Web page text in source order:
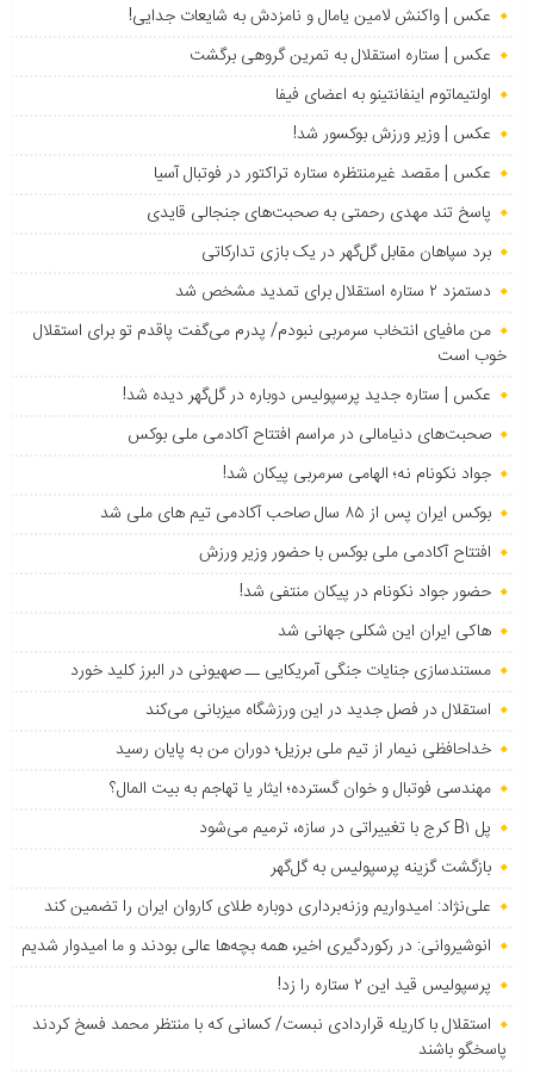
عکس | واکنش لامین یامال و نامزدش به شایعات جدایی!
عکس | ستاره استقلال به تمرین گروهی برگشت
اولتیماتوم اینفانتینو به اعضای فیفا
عکس | وزیر ورزش بوکسور شد!
عکس | مقصد غیرمنتظره ستاره تراکتور در فوتبال آسیا
پاسخ تند مهدی رحمتی به صحبت‌های جنجالی قایدی
برد سپاهان مقابل گل‌گهر در یک بازی تدارکاتی
دستمزد ۲ ستاره استقلال برای تمدید مشخص شد
من مافیای انتخاب سرمربی نبودم/ پدرم می‌گفت پاقدم تو برای استقلال
خوب است
عکس | ستاره جدید پرسپولیس دوباره در گل‌گهر دیده شد!
صحبت‌های دنیامالی در مراسم افتتاح آکادمی ملی بوکس
جواد نکونام نه؛ الهامی سرمربی پیکان شد!
بوکس ایران پس از ۸۵ سال صاحب آکادمی تیم های ملی شد
افتتاح آکادمی ملی بوکس با حضور وزیر ورزش
حضور جواد نکونام در پیکان منتفی شد!
هاکی ایران این شکلی جهانی شد
مستندسازی جنایات جنگی آمریکایی ــ صهیونی در البرز کلید خورد
استقلال در فصل جدید در این ورزشگاه میزبانی می‌کند
خداحافظی نیمار از تیم ملی برزیل؛ دوران من به پایان رسید
مهندسی فوتبال و خوان گسترده؛ ایثار یا تهاجم به بیت المال؟
پل B۱ کرج با تغییراتی در سازه، ترمیم می‌شود
بازگشت گزینه پرسپولیس به ‌گل‌گهر
علی‌نژاد: امیدواریم وزنه‌برداری دوباره طلای کاروان ایران را تضمین کند
انوشیروانی: در رکوردگیری اخیر، همه بچه‌ها عالی بودند و ما امیدوار شدیم
پرسپولیس قید این ۲ ستاره را زد!
استقلال با کاریله قراردادی نبست/ کسانی که با منتظر محمد فسخ کردند
پاسخگو باشند